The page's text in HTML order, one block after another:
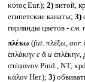
κύτος Eur.); 2)витой,
египетские канаты; 3)
гирлянды цветов - см.
πλέκω (fut. πλέξω, aor.
ἐπλάκην сᾰ и ἐπλέκην,
στέφανον Pind., NT;
κάλον Her.); 3)